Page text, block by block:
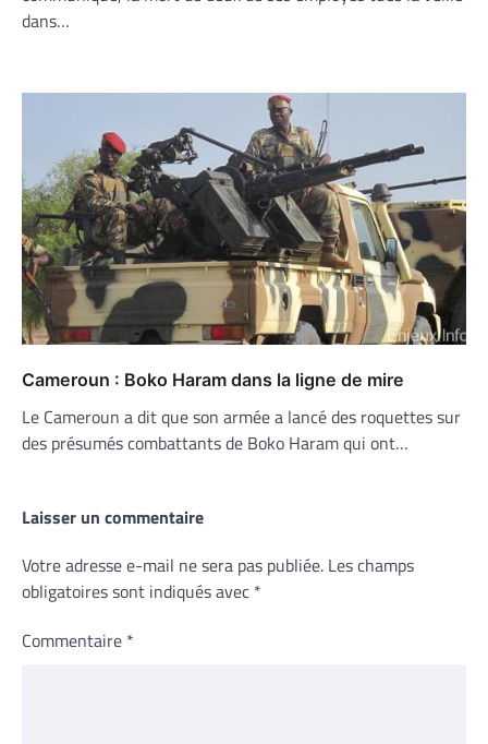
dans…
Cameroun : Boko Haram dans la ligne de mire
Le Cameroun a dit que son armée a lancé des roquettes sur
des présumés combattants de Boko Haram qui ont…
Laisser un commentaire
Votre adresse e-mail ne sera pas publiée. Les champs
obligatoires sont indiqués avec *
Commentaire *